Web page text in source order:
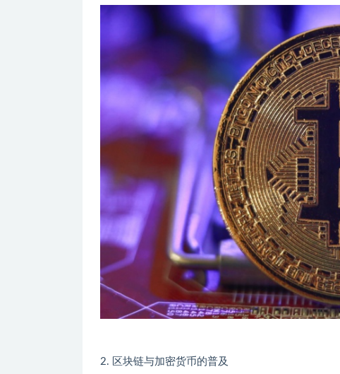
2. 区块链与加密货币的普及